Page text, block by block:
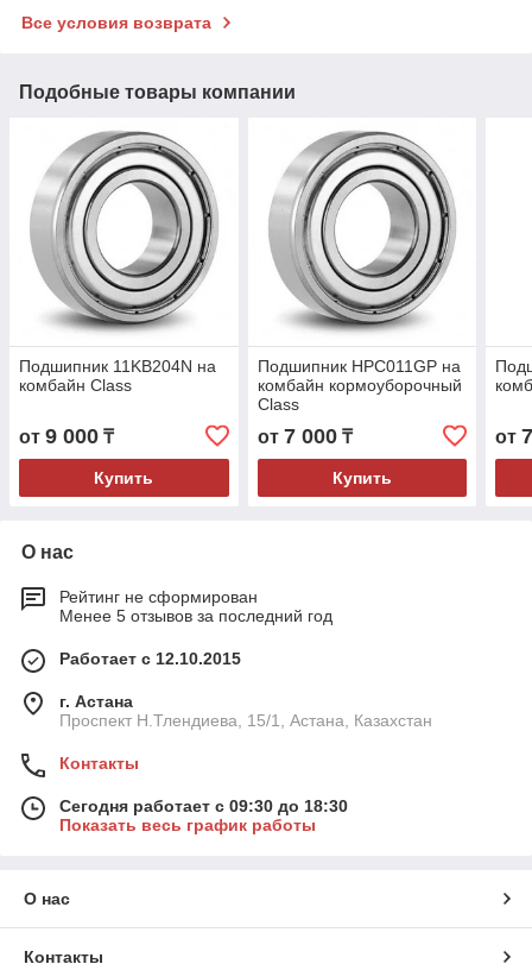
Все условия возврата
Подобные товары компании
Подшипник 11KB204N на
комбайн Class
от 9 000 ₸
Купить
Подшипник HPC011GP на
комбайн кормоуборочный
Class
от 7 000₸
Купить
от
О нас
Рейтинг не сформирован
Менее 5 отзывов за последний год
Работает с 12.10.2015
г. Астана
Проспект Н.Тлендиева, 15/1, Астана, Казахстан
Контакты
Сегодня работает с 09:30 до 18:30
Показать весь график работы
О нас
Контакты